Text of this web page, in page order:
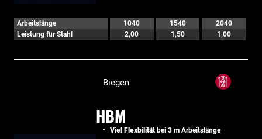
Arbeitslänge 1040 1540
2040
Leistung für Stahl
2,00 1,50 1,00
Biegen
HBM
Viel Flexbilität bei 3 m Arbeitslänge